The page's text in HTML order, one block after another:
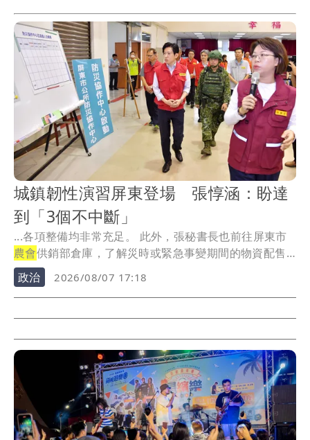
城鎮韌性演習屏東登場 張惇涵：盼達
到「3個不中斷」
...各項整備均非常充足。 此外，張秘書長也前往屏東市
農會供銷部倉庫，了解災時或緊急事變期間的物資配售
與...
政治 2026/08/07 17:18